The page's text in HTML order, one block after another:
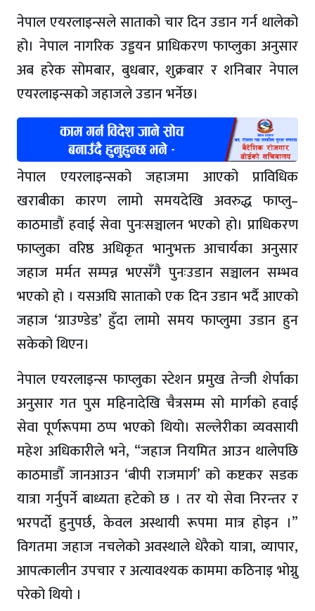
नेपाल एयरलाइन्सले साताको चार दिन उडान गर्न थालेको
हो। नेपाल नागरिक उड्डयन प्राधिकरण फाप्लुका अनुसार
अब हरेक सोमबार, बुधबार, शुक्रबार र शनिबार नेपाल
एयरलाइन्सको जहाजले उडान भर्नेछ।
नेपाल एयरलाइन्सको जहाजमा आएको प्राविधिक
खराबीका कारण लामो समयदेखि अवरुद्ध फाप्लु–
काठमाडौं हवाई सेवा पुनःसञ्चालन भएको हो। प्राधिकरण
फाप्लुका वरिष्ठ अधिकृत भानुभक्त आचार्यका अनुसार
जहाज मर्मत सम्पन्न भएसँगै पुनःउडान सञ्चालन सम्भव
भएको हो । यसअघि साताको एक दिन उडान भर्दै आएको
जहाज ‘ग्राउण्डेड’ हुँदा लामो समय फाप्लुमा उडान हुन
सकेको थिएन।
नेपाल एयरलाइन्स फाप्लुका स्टेशन प्रमुख तेन्जी शेर्पाका
अनुसार गत पुस महिनादेखि चैत्रसम्म सो मार्गको हवाई
सेवा पूर्णरूपमा ठप्प भएको थियो। सल्लेरीका व्यवसायी
महेश अधिकारीले भने, “जहाज नियमित आउन थालेपछि
काठमाडौँ जानआउन ‘बीपी राजमार्ग’ को कष्टकर सडक
यात्रा गर्नुपर्ने बाध्यता हटेको छ । तर यो सेवा निरन्तर र
भरपर्दो हुनुपर्छ, केवल अस्थायी रूपमा मात्र होइन ।”
विगतमा जहाज नचलेको अवस्थाले धेरैको यात्रा, व्यापार,
आपत्कालीन उपचार र अत्यावश्यक काममा कठिनाइ भोग्नु
परेको थियो ।